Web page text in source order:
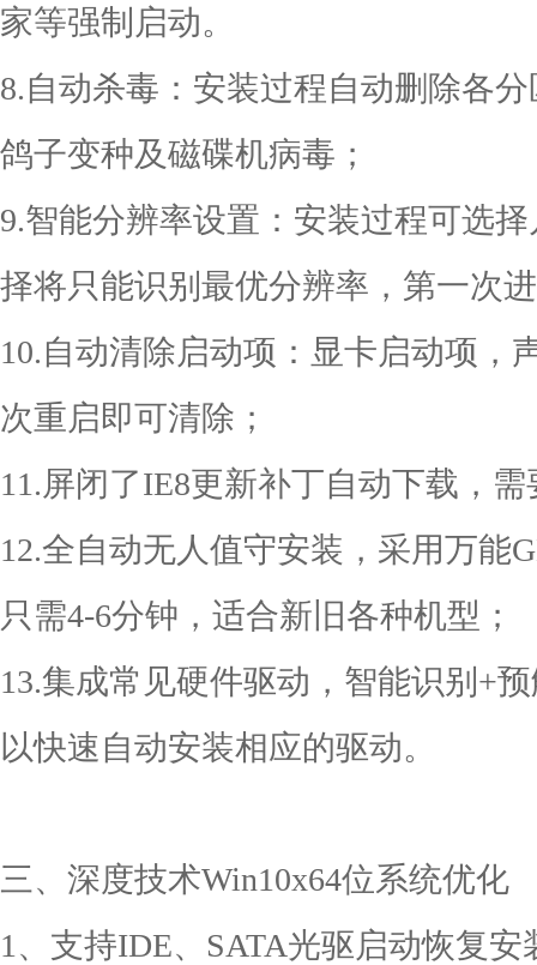
家等强制启动。
8.自动杀毒：安装过程自动删除各
鸽子变种及磁碟机病毒；
9.智能分辨率设置：安装过程可选
择将只能识别最优分辨率，第一次
10.自动清除启动项：显卡启动项，
次重启即可清除；
11.屏闭了IE8更新补丁自动下载，
12.全自动无人值守安装，采用万能
只需4-6分钟，适合新旧各种机型；
13.集成常见硬件驱动，智能识别+
以快速自动安装相应的驱动。
三、深度技术Win10x64位系统优化
1、支持IDE、SATA光驱启动恢复